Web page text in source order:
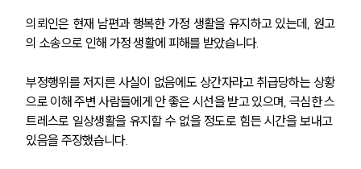
의뢰인은 현재 남편과 행복한 가정 생활을 유지하고 있는데, 원고
의 소송으로 인해 가정 생활에 피해를 받았습니다.
부정행위를 저지른 사실이 없음에도 상간자라고 취급당하는 상황
으로 이해 주변 사람들에게 안 좋은 시선을 받고 있으며, 극심한 스
트레스로 일상생활을 유지할 수 없을 정도로 힘든 시간을 보내고
있음을 주장했습니다.